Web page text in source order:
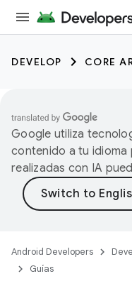
DEVELOP CORE
Google utiliza
contenido a tu
realizadas con IA
Android Developers
Guías